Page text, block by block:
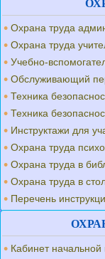
Охрана труда
Охрана труда
Учебно-
Обслуживающий
Техника
Техника
Инструктажи для
Охрана труда
Охрана труда в
Охрана труда в
Перечень
Кабинет